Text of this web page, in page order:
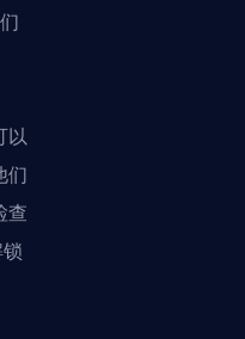
以
们
查